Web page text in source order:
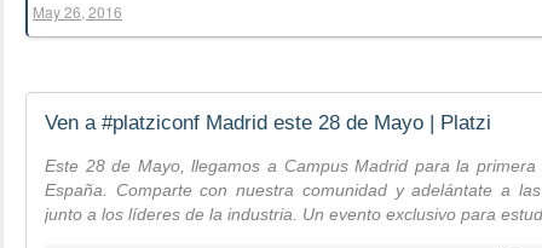
May 26, 2016
Ven a #platziconf Madrid este 28 de Mayo | Platzi
Este 28 de Mayo, llegamos a Campus Madrid para la
España. Comparte con nuestra comunidad y adelántate a
junto a los líderes de la industria. Un evento exclusivo para